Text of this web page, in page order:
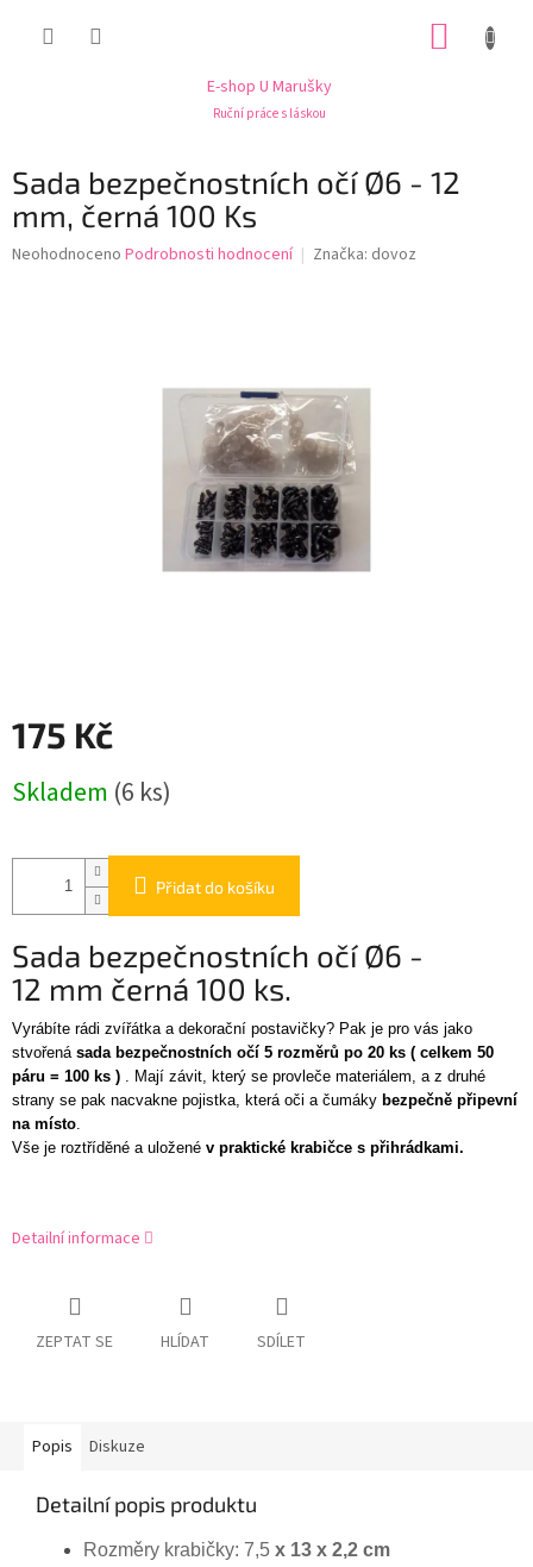
E-shop U Marušky
Ruční práce s láskou
Sada bezpečnostních očí Ø6 - 12
mm, černá 100 Ks
Průměrné
Neohodnoceno Podrobnosti hodnocení Značka: dovoz
175 Kč
cena:
Skladem (6 ks)
Přidat do košíku
Sada bezpečnostních očíØ6 -
12 mm černá 100 ks.
Vyrábíte rádi zvířátka a dekorační postavičky? Pak je pro vás jako
stvořená sada bezpečnostních očí 5 rozměrů po 20 ks ( celkem 50
páru = 100 ks ) . Mají závit, který se provleče materiálem, a z druhé
strany se pak nacvakne pojistka, která oči a čumáky bezpečně připevní
na místo.
Vše je roztříděné a uložené v praktické krabičce s přihrádkami.
Detailní informace
ZEPTAT SE HLÍDAT SDÍLET
Popis Diskuze
Detailní popis produktu
Rozměry krabičky: 7,5 x 13 x 2,2 cm